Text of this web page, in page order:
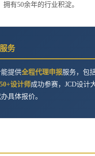
有50余年的行业积淀。
务
提供全程代理申报服务，包
设计师成功参赛， JCD设计
具体报价。